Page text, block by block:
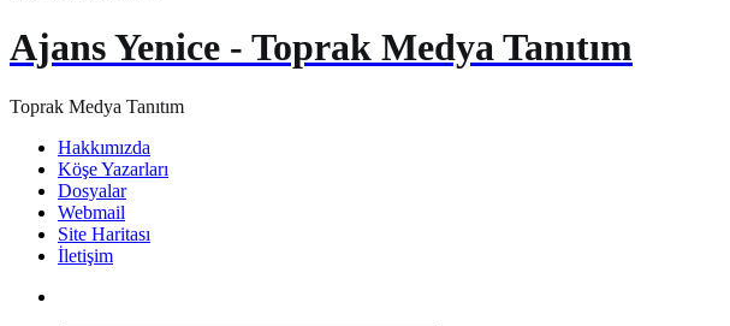
Ajans Yenice - Toprak Medya Tanıtım
Toprak Medya Tanıtım
Hakkımızda
Köşe Yazarları
Dosyalar
Webmail
Site Haritası
İletişim